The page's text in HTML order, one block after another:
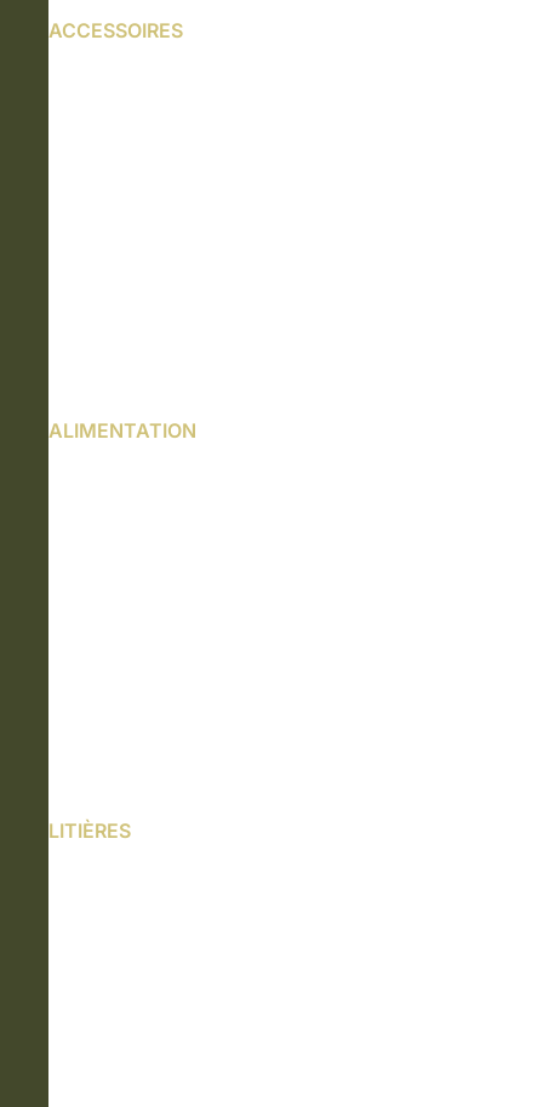
ACCESSOIRES
ALIMENTATION
LITIÈRES